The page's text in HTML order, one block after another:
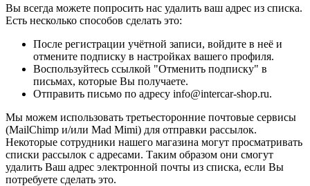
Вы всегда можете попросить нас удалить ваш адрес из списка.
Есть несколько способов сделать это:
После регистрации учётной записи, войдите в неё и
отмените подписку в настройках вашего профиля.
Воспользуйтесь ссылкой "Отменить подписку" в
письмах, которые Вы получаете.
Отправить письмо по адресу info@intercar-shop.ru.
Мы можем использовать третьесторонние почтовые сервисы
(MailChimp и/или Mad Mimi) для отправки рассылок.
Некоторые сотрудники нашего магазина могут просматривать
списки рассылок с адресами. Таким образом они смогут
удалить Ваш адрес электронной почты из списка, если Вы
потребуете сделать это.